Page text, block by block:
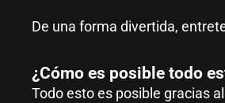
De una forma divertida,
¿Cómo es posible todo
Todo esto es posible gracias